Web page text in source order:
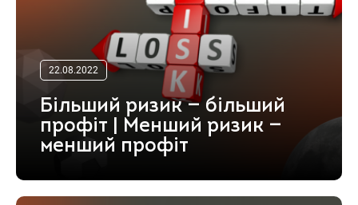
22.08.2022
Більший ризик — більший
профіт | Менший ризик —
менший профіт